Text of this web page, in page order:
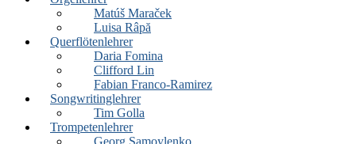
Matúš Maraček
Luisa Râpă
Querflötenlehrer
Daria Fomina
Clifford Lin
Fabian Franco-Ramirez
Songwritinglehrer
Tim Golla
Trompetenlehrer
Georg Samoylenko